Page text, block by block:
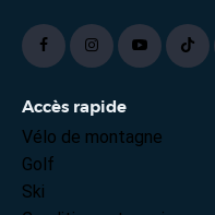
Accès rapide
Vélo de montagne
Golf
Ski